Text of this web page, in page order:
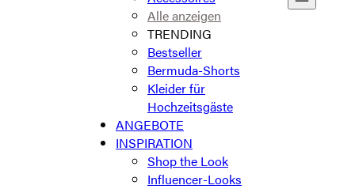
Alle anzeigen
TRENDING
Bestseller
Bermuda-Shorts
Kleider für
Hochzeitsgäste
ANGEBOTE
INSPIRATION
Shop the Look
Influencer-Looks